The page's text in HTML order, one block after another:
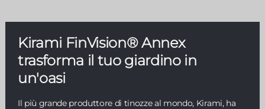
Kirami FinVision® Annex
trasforma il tuo giardino in
un'oasi
Il più grande produttore di tinozze al mondo, Kirami, ha